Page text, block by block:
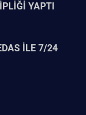
YAPTI
İLE 7/24